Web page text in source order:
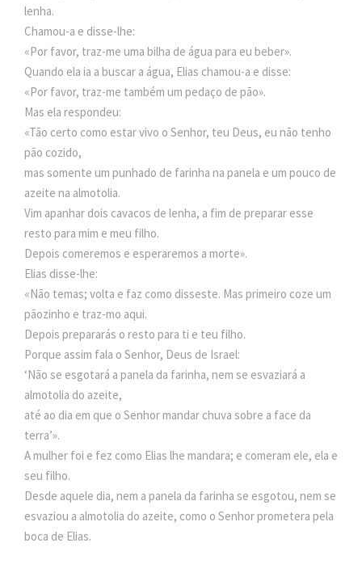
lenha.
Chamou-a e disse-lhe:
«Por favor, traz-me uma bilha de água para eu beber».
Quando ela ia a buscar a água, Elias chamou-a e disse:
«Por favor, traz-me também um pedaço de pão».
Mas ela respondeu:
«Tão certo como estar vivo o Senhor, teu Deus, eu não tenho
pão cozido,
mas somente um punhado de farinha na panela e um pouco de
azeite na almotolia.
Vim apanhar dois cavacos de lenha, a fim de preparar esse
resto para mim e meu filho.
Depois comeremos e esperaremos a morte».
Elias disse-lhe:
«Não temas; volta e faz como disseste. Mas primeiro coze um
pãozinho e traz-mo aqui.
Depois prepararás o resto para ti e teu filho.
Porque assim fala o Senhor, Deus de Israel:
‘Não se esgotará a panela da farinha, nem se esvaziará a
almotolia do azeite,
até ao dia em que o Senhor mandar chuva sobre a face da
terra’».
A mulher foi e fez como Elias lhe mandara; e comeram ele, ela e
seu filho.
Desde aquele dia, nem a panela da farinha se esgotou, nem se
esvaziou a almotolia do azeite, como o Senhor prometera pela
boca de Elias.